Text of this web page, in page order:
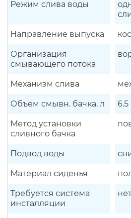
Режим слива воды
Направление выпуска
Организация
смывающего потока
Механизм слива
Объем смывн. бачка, л 6.5
Метод установки
сливного бачка
Подвод воды
Материал сиденья
Требуется система
инсталляции